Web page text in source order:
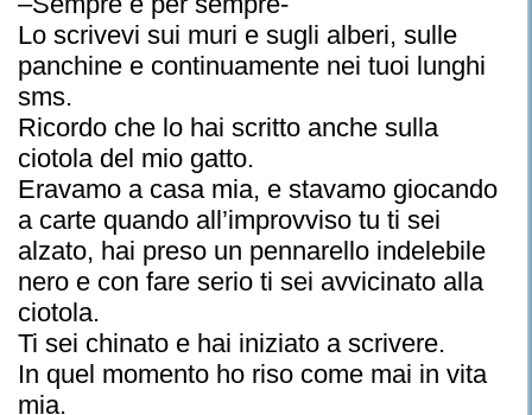
Lo scrivevi sui muri e sugli alberi, sulle
panchine e continuamente nei tuoi lunghi
sms.
Ricordo che lo hai scritto anche sulla
ciotola del mio gatto.
Eravamo a casa mia, e stavamo giocando
a carte quando all’improvviso tu ti sei
alzato, hai preso un pennarello indelebile
nero e con fare serio ti sei avvicinato alla
ciotola.
Ti sei chinato e hai iniziato a scrivere.
In quel momento ho riso come mai in vita
mia.